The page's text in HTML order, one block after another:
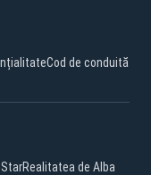
Cod de conduită
Realitatea de Alba